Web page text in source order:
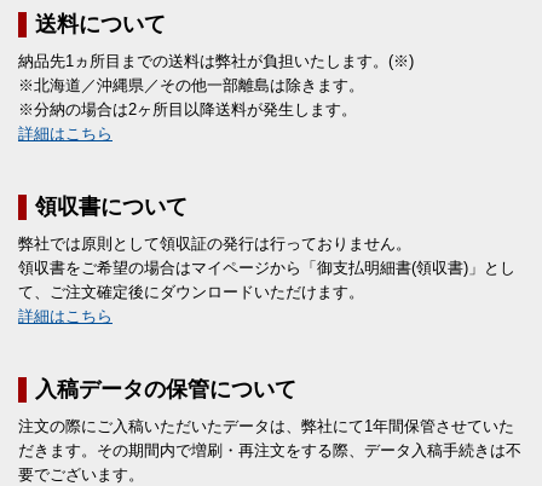
送料について
納品先1ヵ所目までの送料は弊社が負担いたします。(※)
※北海道／沖縄県／その他一部離島は除きます。
※分納の場合は2ヶ所目以降送料が発生します。
詳細はこちら
領収書について
弊社では原則として領収証の発行は行っておりません。
領収書をご希望の場合はマイページから「御支払明細書(領収書)」とし
て、ご注文確定後にダウンロードいただけます。
詳細はこちら
入稿データの保管について
注文の際にご入稿いただいたデータは、弊社にて1年間保管させていた
だきます。その期間内で増刷・再注文をする際、データ入稿手続きは不
要でございます。